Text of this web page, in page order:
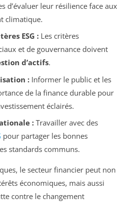
d’évaluer leur résilience face aux
climatique.
ESG :Les critères
et de gouvernance doivent
d’actifs.
:Informer le public et les
de la finance durable pour
éclairés.
:Travailler avec des
pour partager les bonnes
standards communs.
le secteur financier peut non
économiques, mais aussi
contre le changement